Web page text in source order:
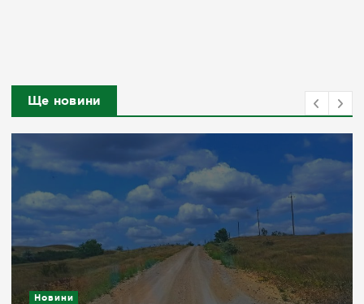
Ще новини
Новини